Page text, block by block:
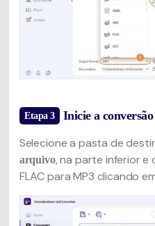
Etapa 3 Inicie a
Selecione a pasta de
arquivo, na parte inferior e
FLAC para MP3 clicando